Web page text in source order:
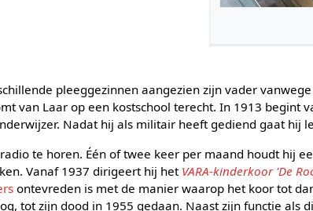
pleeggezinnen aangezien zijn vader
van Laar op een kostschool terecht. In 1913 begint
Nadat hij als militair heeft gediend gaat hij
te horen. Één of twee keer per maand houdt hij
Vanaf 1937 dirigeert hij het VARA-kinderkoor 'De
ontevreden is met de manier waarop het koor tot
tot zijn dood in 1955 gedaan. Naast zijn functie als